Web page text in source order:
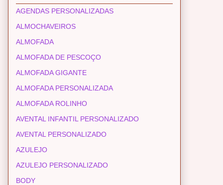
AGENDAS PERSONALIZADAS
ALMOCHAVEIROS
ALMOFADA
ALMOFADA DE PESCOÇO
ALMOFADA GIGANTE
ALMOFADA PERSONALIZADA
ALMOFADA ROLINHO
AVENTAL INFANTIL PERSONALIZADO
AVENTAL PERSONALIZADO
AZULEJO
AZULEJO PERSONALIZADO
BODY